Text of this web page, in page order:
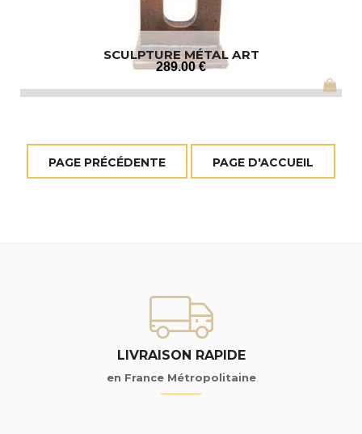
SCULPTURE MÉTAL ART
289.00 €
LIVRAISON RAPIDE
en France Métropolitaine